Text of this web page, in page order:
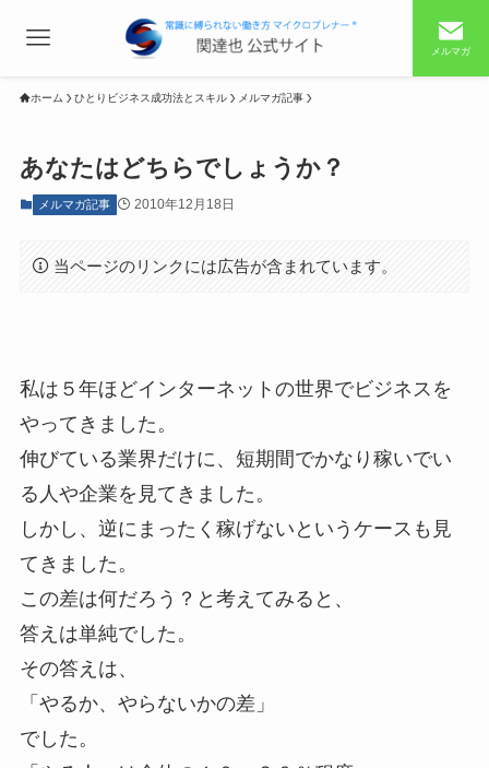
メルマガ
ホーム ひとりビジネス成功法とスキル メルマガ記事
あなたはどちらでしょうか？
メルマガ記事 2010年12月18日
当ページのリンクには広告が含まれています。
私は５年ほどインターネットの世界でビジネスを
やってきました。
伸びている業界だけに、短期間でかなり稼いでい
る人や企業を見てきました。
しかし、逆にまったく稼げないというケースも見
てきました。
この差は何だろう？と考えてみると、
答えは単純でした。
その答えは、
「やるか、やらないかの差」
でした。